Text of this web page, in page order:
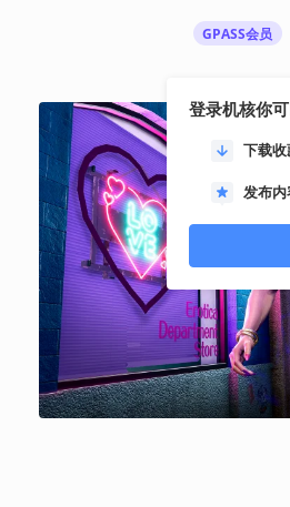
GPASS会员
登录机核你可
下载收
发布